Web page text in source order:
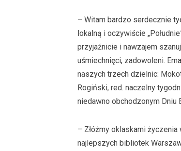
– Witam bardzo serdecznie
lokalną i oczywiście
przyjaźnicie i nawzajem
uśmiechnięci, zadowoleni.
naszych trzech dzielnic:
Rogiński, red. naczelny
niedawno obchodzonym Dniu
– Złóżmy oklaskami
najlepszych bibliotek